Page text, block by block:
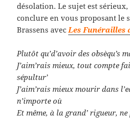
désolation. Le sujet est
conclure en vous proposant le
Brassens avec Les Funérailles
Plutôt qu’d’avoir des obsèqu’s
J’aim’rais mieux, tout compte
sépultur’
J’aim’rais mieux mourir dans
n’importe où
Et même, à la grand’ rigueur,